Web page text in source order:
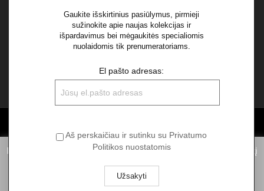
Aš perskaičiau ir sutinku su Privatumo Politikos
Informuojame, kad norėdami suteikti Jums pačią geriausią patirtį
naudojantis mūsų svetainę, statistiniais tikslais mes naudojame
slapukus. Spausdami „Aš sutinku“ Jūs sutinkate su slapukų
Gaukite išskirtinius pasiūlymus, pirmieji
sužinokite apie naujas kolekcijas ir
išpardavimus bei mėgaukitės specialiomis
nuolaidomis tik prenumeratoriams.
El pašto adresas:
Aš perskaičiau ir sutinku su Privatumo
Politikos nuostatomis